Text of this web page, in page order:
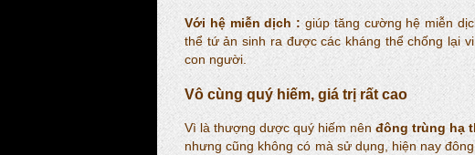
Với hệ miễn dịch :giúp tăng cường hệ miễn
thể tứ ản sinh ra được các kháng thể chống lại
con người.
Vô cùng quý hiếm, giá trị rất cao
Vì là thượng dược quý hiếm nênđông trùng hạ
nhưng cũng không có mà sử dụng, hiện nay